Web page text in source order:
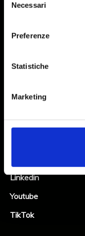
delNecessari
Preferenze
Statistiche
Marketing
Social
Instagram
Linkedin
Youtube
TikTok